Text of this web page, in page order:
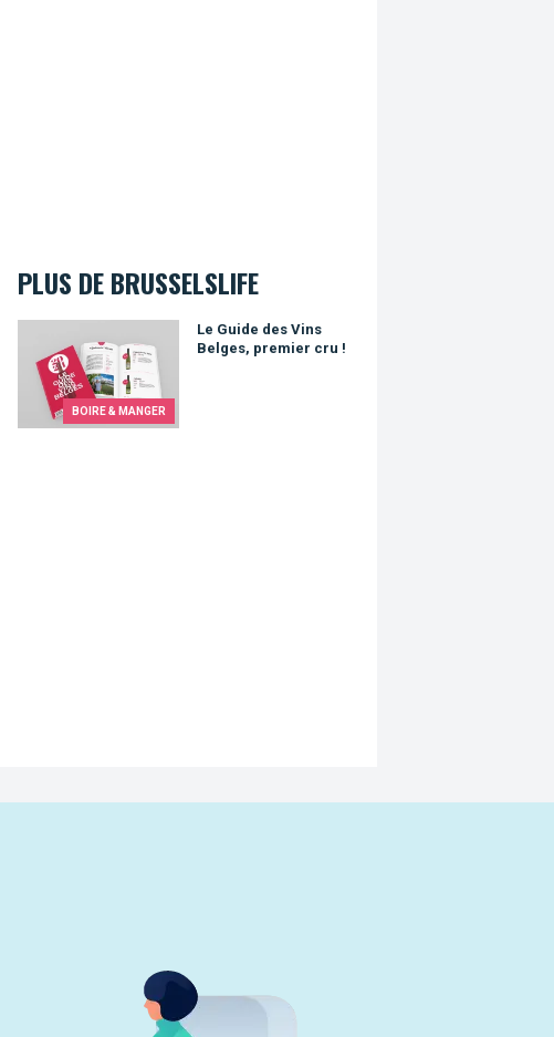
PLUS DE BRUSSELSLIFE
BOIRE & MANGER
Le Guide des Vins
Belges, premier cru !
Le Guide des Vins Belges, premier cru !